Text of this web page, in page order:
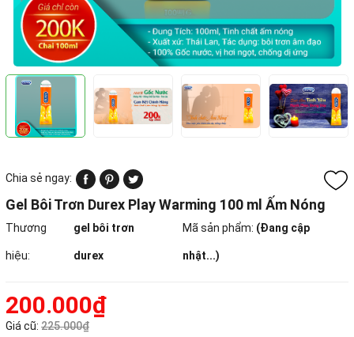
Chia sẻ ngay:
Gel Bôi Trơn Durex Play Warming 100 ml Ấm Nóng
Thương
hiệu:
gel bôi trơn
durex
Mã sản phẩm: (Đang cập
nhật...)
200.000₫
Giá cũ: 225.000₫